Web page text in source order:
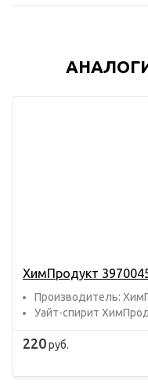
ХимПродукт
Прoизвoдитель:
Уайт-спирит
220руб.